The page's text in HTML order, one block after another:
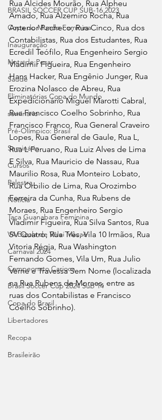
BRASIL SOCCER CUP SUB-16 2023
Copa do Mundo Feminina
Inauguração
Nota de Pesar
Saude
Eliminatórias Copa do Mundo
seminário
Pré-Olímpico: Brasil
Seminário
Cursos
Palestra
Notícia
Taça Guanabara Feminina
V4 Escola de Vôlei Macaé
Carnaval 2024
Campeonato Carioca
Brasil Soccer Cup 2024 Sub 14
Copa do Brasil
Libertadores
Recopa
Brasileirão
Rua Alcides Mourão, Rua Alpheu
Amado, Rua Alzemiro Rocha, Rua
Antenor Pacheco, Rua Cinco, Rua dos
Contabilistas, Rua dos Estudantes, Rua
Ecredil Teófilo, Rua Engenheiro Sergio
Vladimir Figueira, Rua Engenheiro
Hans Hacker, Rua Engênio Junger, Rua
Erozina Nolasco de Abreu, Rua
Expedicionário Miguel Marotti Cabral,
Rua Francisco Coelho Sobrinho, Rua
Francisco Franco, Rua General Craveiro
Lopes, Rua General de Gaule, Rua L,
Rua L Peruano, Rua Luiz Alves de Lima
E Silva, Rua Mauricio de Nassau, Rua
Maurilio Rosa, Rua Monteiro Lobato,
Rua Orbilio de Lima, Rua Orozimbo
Ferreira da Cunha, Rua Rubens de
Moraes, Rua Engenheiro Sergio
Vladimir Figueira, Rua Silva Santos, Rua
SV Quatro, Rua Três, Vila 10 Irmãos, Rua
Vitoria Régia, Rua Washington
Fernando Gomes, Vila Um, Rua Julio
Verne e Travessa Sem Nome (localizada
na Rua Rubens de Moraes, entre as
ruas dos Contabilistas e Francisco
Coelho Sobrinho).